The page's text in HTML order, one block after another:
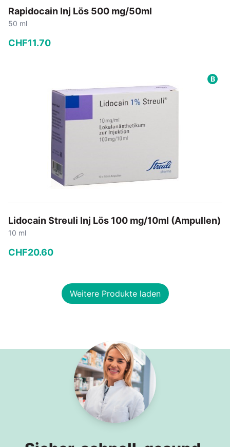
Rapidocain Inj Lös 500 mg/50ml
50 ml
CHF11.70
In den Warenkorb
B
Lidocain Streuli Inj Lös 100 mg/10ml (Ampullen)
10 ml
CHF20.60
In den Warenkorb
Weitere Produkte laden